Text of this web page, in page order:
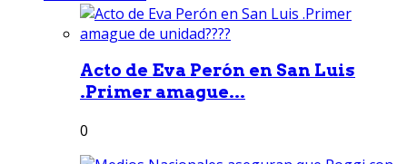
Acto de Eva Perón en San Luis
.Primer amague...
0